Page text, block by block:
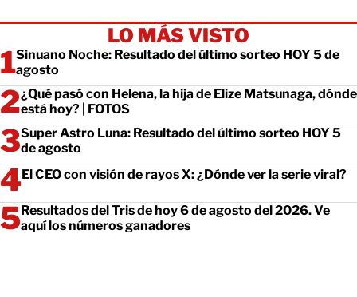
LO MÁS VISTO
Sinuano Noche: Resultado del último sorteo HOY 5 de
agosto
¿Qué pasó con Helena, la hija de Elize Matsunaga, dónde
está hoy? | FOTOS
Super Astro Luna: Resultado del último sorteo HOY 5
de agosto
El CEO con visión de rayos X: ¿Dónde ver la serie viral?
Resultados del Tris de hoy 6 de agosto del 2026. Ve
aquí los números ganadores